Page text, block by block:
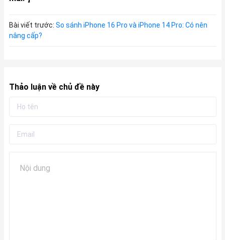
Bài viết trước: So sánh iPhone 16 Pro và iPhone 14 Pro: Có nên
nâng cấp?
Thảo luận về chủ đề này